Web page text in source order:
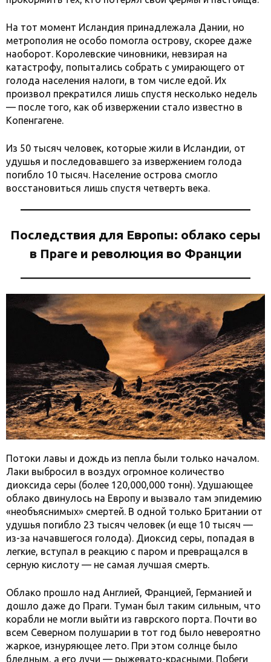
На тот момент Исландия принадлежала Дании, но
метрополия не особо помогла острову, скорее даже
наоборот. Королевские чиновники, невзирая на
катастрофу, попытались собрать с умирающего от
голода населения налоги, в том числе едой. Их
произвол прекратился лишь спустя несколько недель
— после того, как об извержении стало известно в
Копенгагене.
Из 50 тысяч человек, которые жили в Исландии, от
удушья и последовавшего за извержением голода
погибло 10 тысяч. Население острова смогло
восстановиться лишь спустя четверть века.
Последствия для Европы: облако серы
в Праге и революция во Франции
Потоки лавы и дождь из пепла были только началом.
Лаки выбросил в воздух огромное количество
диоксида серы (более 120,000,000 тонн). Удушающее
облако двинулось на Европу и вызвало там эпидемию
«необъяснимых» смертей. В одной только Британии от
удушья погибло 23 тысяч человек (и еще 10 тысяч —
из-за начавшегося голода). Диоксид серы, попадая в
легкие, вступал в реакцию с паром и превращался в
серную кислоту — не самая лучшая смерть.
Облако прошло над Англией, Францией, Германией и
дошло даже до Праги. Туман был таким сильным, что
корабли не могли выйти из гаврского порта. Почти во
всем Северном полушарии в тот год было невероятно
жаркое, изнуряющее лето. При этом солнце было
бледным, а его лучи — рыжевато-красными. Побеги